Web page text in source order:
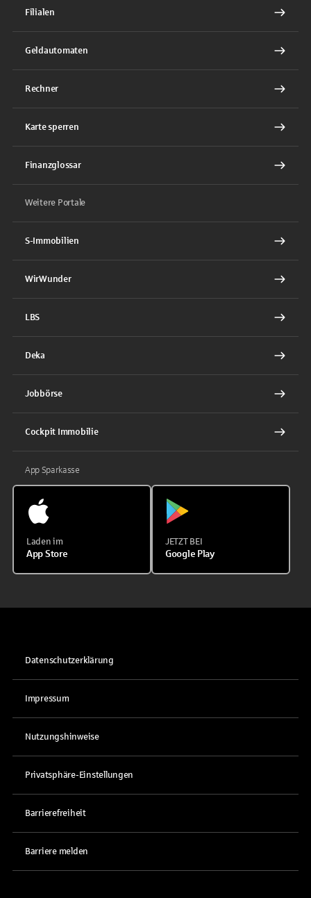
Filialen
Geldautomaten
Rechner
Karte sperren
Finanzglossar
Weitere Portale
S-Immobilien
WirWunder
LBS
Deka
Jobbörse
Cockpit Immobilie
App Sparkasse
Laden im
App Store
JETZT BEI
Google Play
Datenschutzerklärung
Impressum
Nutzungshinweise
Privatsphäre-Einstellungen
Barrierefreiheit
Barriere melden